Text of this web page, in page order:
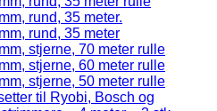
rund, 35 meter.
rund, 35 meter
stjerne, 70 meter rulle
stjerne, 60 meter rulle
stjerne, 50 meter rulle
til Ryobi, Bosch og